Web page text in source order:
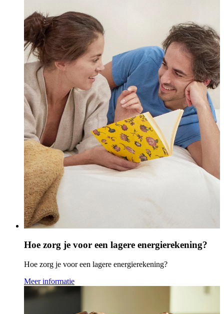
Hoe zorg je voor een lagere energierekening?
Hoe zorg je voor een lagere energierekening?
Meer informatie